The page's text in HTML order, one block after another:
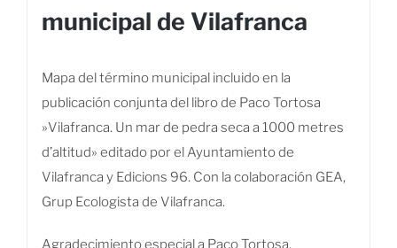
municipal de Vilafranca
Mapa del término municipal incluido en la
publicación conjunta del libro de Paco Tortosa
»Vilafranca. Un mar de pedra seca a 1000 metres
d’altitud» editado por el Ayuntamiento de
Vilafranca y Edicions 96. Con la colaboración GEA,
Grup Ecologista de Vilafranca.
Agradecimiento especial a Paco Tortosa.